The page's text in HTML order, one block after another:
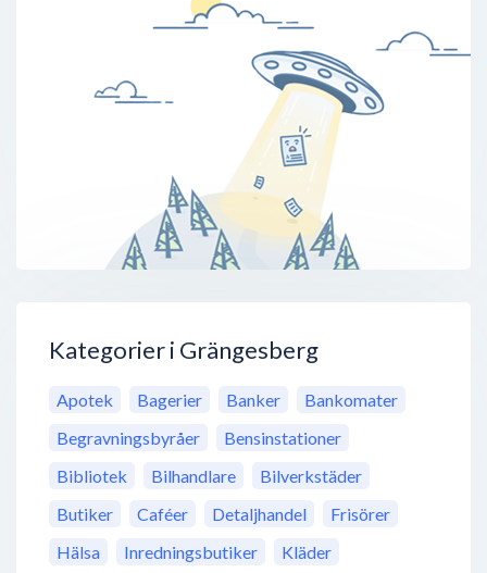
Kategorier i Grängesberg
Apotek Bagerier Banker
Bankomater
Begravningsbyråer
Bensinstationer
Bibliotek
Bilhandlare
Bilverkstäder
Butiker
Caféer Detaljhandel
Frisörer
Hälsa
Inredningsbutiker
Kläder